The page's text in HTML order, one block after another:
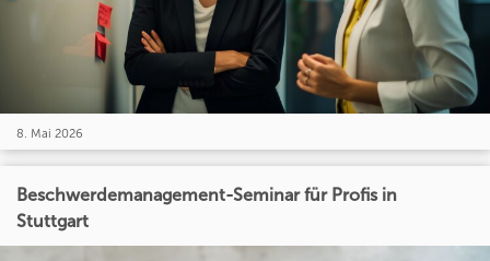
8. Mai 2026
Beschwerdemanagement-Seminar für Profis in
Stuttgart